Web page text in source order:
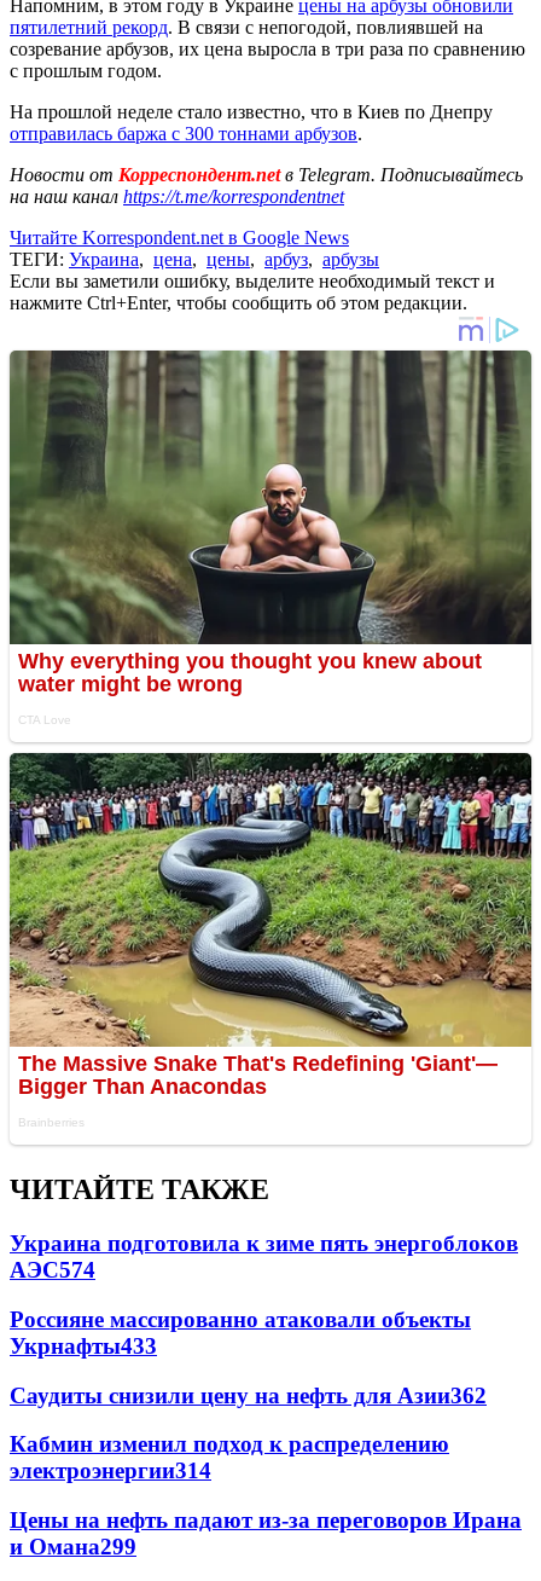
Напомним, в этом году в Украине цены на арбузы обновили
пятилетний рекорд. В связи с непогодой, повлиявшей на
созревание арбузов, их цена выросла в три раза по сравнению
с прошлым годом.
На прошлой неделе стало известно, что в Киев по Днепру
отправилась баржа с 300 тоннами арбузов.
Новости от Корреспондент.netв Telegram. Подписывайтесь
на наш канал https://t.me/korrespondentnet
Читайте Korrespondent.net в Google News
ТЕГИ: Украина, цена, цены, арбуз, арбузы
Если вы заметили ошибку, выделите необходимый текст и
нажмите Ctrl+Enter, чтобы сообщить об этом редакции.
ЧИТАЙТЕ ТАКЖЕ
Украина подготовила к зиме пять энергоблоков
АЭС574
Россияне массированно атаковали объекты
Укрнафты433
Саудиты снизили цену на нефть для Азии362
Кабмин изменил подход к распределению
электроэнергии314
Цены на нефть падают из-за переговоров Ирана
и Омана299